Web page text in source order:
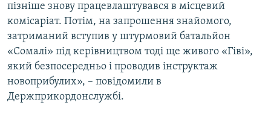
пізніше знову працевлаштувався в місцевий
комісаріат. Потім, на запрошення знайомого,
затриманий вступив у штурмовий батальйон
«Сомалі» під керівництвом тоді ще живого «Гіві»,
який безпосередньо і проводив інструктаж
новоприбулих», – повідомили в
Держприкордонслужбі.